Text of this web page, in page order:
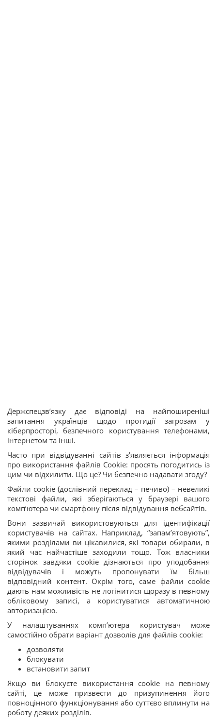
Держспецзв’язку дає відповіді на найпоширеніші
запитання українців щодо протидії загрозам у
кіберпросторі, безпечного користування телефонами,
інтернетом та інші.
Часто при відвідуванні сайтів з'являється інформація
про використання файлів Cookie: просять погодитись із
цим чи відхилити. Що це? Чи безпечно надавати згоду?
Файли cookie (дослівний переклад – печиво) – невеликі
текстові файли, які зберігаються у браузері вашого
комп’ютера чи смартфону після відвідування вебсайтів.
Вони зазвичай використовуються для ідентифікації
користувачів на сайтах. Наприклад, “запам’ятовують”,
якими розділами ви цікавилися, які товари обирали, в
який час найчастіше заходили тощо. Тож власники
сторінок завдяки cookie дізнаються про уподобання
відвідувачів і можуть пропонувати їм більш
відповідний контент. Окрім того, саме файли cookie
дають нам можливість не логінитися щоразу в певному
обліковому записі, а користуватися автоматичною
авторизацією.
У налаштуваннях комп’ютера користувач може
самостійно обрати варіант дозволів для файлів cookie:
дозволяти
блокувати
встановити запит
Якщо ви блокуєте використання cookie на певному
сайті, це може призвести до призупинення його
повноцінного функціонування або суттєво вплинути на
роботу деяких розділів.